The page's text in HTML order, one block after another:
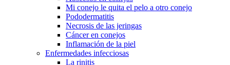
Mi conejo le quita el pelo a otro conejo
Pododermatitis
Necrosis de las jeringas
Cáncer en conejos
Inflamación de la piel
Enfermedades infecciosas
La rinitis